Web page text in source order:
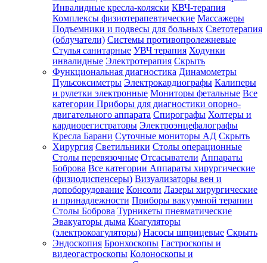
Инвалидные кресла-коляски КВЧ-терапия
Комплексы физиотерапевтические Массажеры
Подъемники и подвесы для больных Светотерапия
(облучатели) Системы противопролежневые
Стулья санитарные УВЧ терапия Ходунки
инвалидные Электротерапия Скрыть
Функциональная диагностика Динамометры
Пульсоксиметры Электрокардиографы Калиперы
и рулетки электронные Мониторы фетальные Все
категории Приборы для диагностики опорно-
двигательного аппарата Спирографы Холтеры и
кардиорегистраторы Электроэнцефалографы
Кресла Барани Суточные мониторы АД Скрыть
Хирургия Светильники Столы операционные
Столы перевязочные Отсасыватели Аппараты
Боброва Все категории Аппараты хирургические
(физиодиспенсеры) Визуализаторы вен и
допоборудование Консоли Лазеры хирургические
и принадлежности Приборы вакуумной терапии
Столы Боброва Турникеты пневматические
Эвакуаторы дыма Коагуляторы
(электрокоагуляторы) Насосы шприцевые Скрыть
Эндоскопия Бронхоскопы Гастроскопы и
видеогастроскопы Колоноскопы и